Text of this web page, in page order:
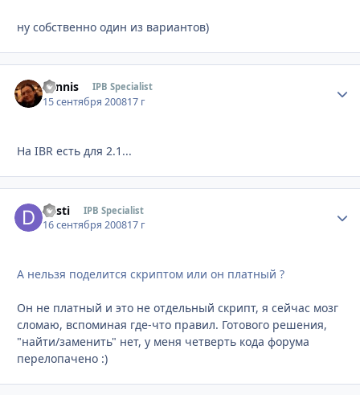
ну собственно один из вариантов)
Sannis IPB Specialist
15 сентября 200817 г
На IBR есть для 2.1...
desti IPB Specialist
16 сентября 200817 г
А нельзя поделится скриптом или он платный ?
Он не платный и это не отдельный скрипт, я сейчас мозг
сломаю, вспоминая где-что правил. Готового решения,
"найти/заменить" нет, у меня четверть кода форума
перелопачено :)